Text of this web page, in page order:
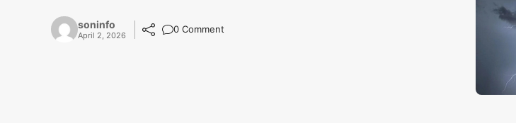
soninfo
April 2, 2026
0 Comment